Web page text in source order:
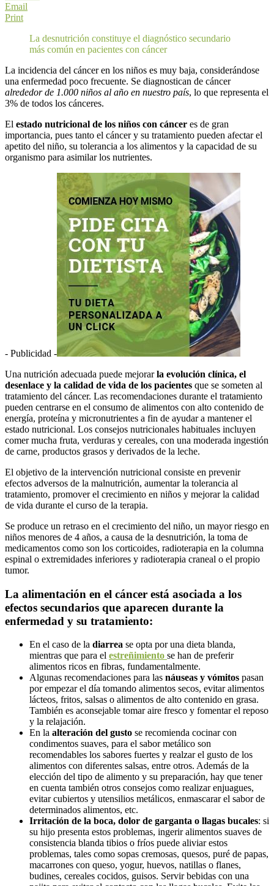
Email
Print
La desnutrición constituye el diagnóstico secundario
más común en pacientes con cáncer
La incidencia del cáncer en los niños es muy baja, considerándose
una enfermedad poco frecuente. Se diagnostican de cáncer
alrededor de 1.000 niños al año en nuestro país, lo que representa el
3% de todos los cánceres.
El estado nutricional de los niños con cáncer es de gran
importancia, pues tanto el cáncer y su tratamiento pueden afectar el
apetito del niño, su tolerancia a los alimentos y la capacidad de su
organismo para asimilar los nutrientes.
- Publicidad -
Una nutrición adecuada puede mejorarla evolución clínica, el
desenlace y la calidad de vida de los pacientes que se someten al
tratamiento del cáncer. Las recomendaciones durante el tratamiento
pueden centrarse en el consumo de alimentos con alto contenido de
energía, proteína y micronutrientes a fin de ayudar a mantener el
estado nutricional. Los consejos nutricionales habituales incluyen
comer mucha fruta, verduras y cereales, con una moderada ingestión
de carne, productos grasos y derivados de la leche.
El objetivo de la intervención nutricional consiste en prevenir
efectos adversos de la malnutrición, aumentar la tolerancia al
tratamiento, promover el crecimiento en niños y mejorar la calidad
de vida durante el curso de la terapia.
Se produce un retraso en el crecimiento del niño, un mayor riesgo en
niños menores de 4 años, a causa de la desnutrición, la toma de
medicamentos como son los corticoides, radioterapia en la columna
espinal o extremidades inferiores y radioterapia craneal o el propio
tumor.
La alimentación en el cáncer está asociada a los
efectos secundarios que aparecen durante la
enfermedad y su tratamiento:
En el caso de la diarrea se opta por una dieta blanda,
mientras que para el estreñimiento se han de preferir
alimentos ricos en fibras, fundamentalmente.
Algunas recomendaciones para las náuseas y vómitos pasan
por empezar el día tomando alimentos secos, evitar alimentos
lácteos, fritos, salsas o alimentos de alto contenido en grasa.
También es aconsejable tomar aire fresco y fomentar el reposo
y la relajación.
En la alteración del gusto se recomienda cocinar con
condimentos suaves, para el sabor metálico son
recomendables los sabores fuertes y realzar el gusto de los
alimentos con diferentes salsas, entre otros. Además de la
elección del tipo de alimento y su preparación, hay que tener
en cuenta también otros consejos como realizar enjuagues,
evitar cubiertos y utensilios metálicos, enmascarar el sabor de
determinados alimentos, etc.
Irritación de la boca, dolor de garganta o llagas bucales: si
su hijo presenta estos problemas, ingerir alimentos suaves de
consistencia blanda tibios o fríos puede aliviar estos
problemas, tales como sopas cremosas, quesos, puré de papas,
macarrones con queso, yogur, huevos, natillas o flanes,
budines, cereales cocidos, guisos. Servir bebidas con una